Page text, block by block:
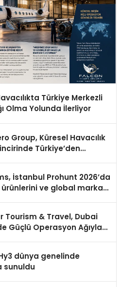
Türkiye Merkezli
Olma Yolunda İlerliyor
Group, Küresel Havacılık
Türkiye’den
İstanbul Prohunt 2026’da
ve global marka
Tourism & Travel, Dubai
Güçlü Operasyon Ağıyla
dünya genelinde
sunuldu